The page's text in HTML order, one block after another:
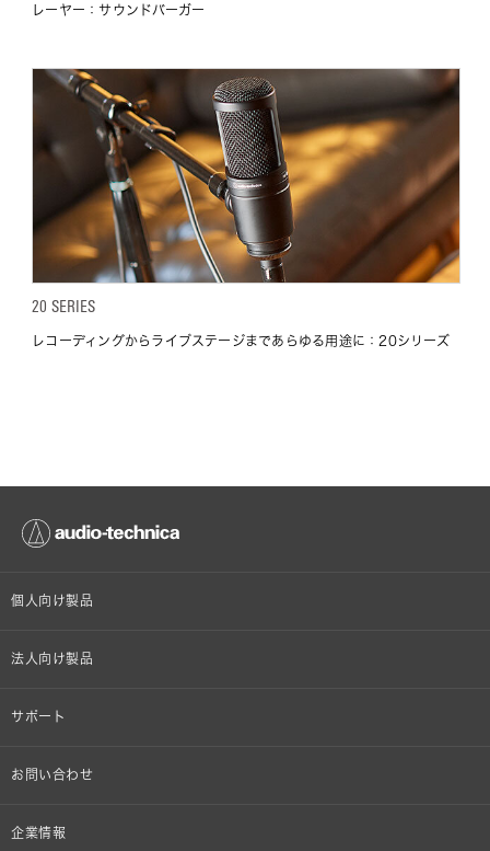
レーヤー：サウンドバーガー
20 SERIES
レコーディングからライブステージまであらゆる用途に：20シリーズ
個人向け製品
オンラインストア限定
法人向け製品
設備音響機器
サポート
個人向け製品サポート
お問い合わせ
その他、メディア 取材関連等のお問い合わせ
企業情報